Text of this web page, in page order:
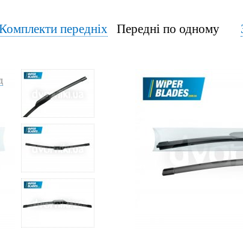
передніхПередні по одному